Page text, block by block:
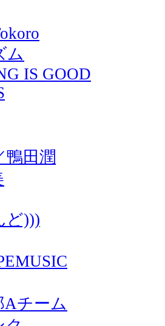
ム
IS GOOD
鴨田潤
ど)))
Aチーム